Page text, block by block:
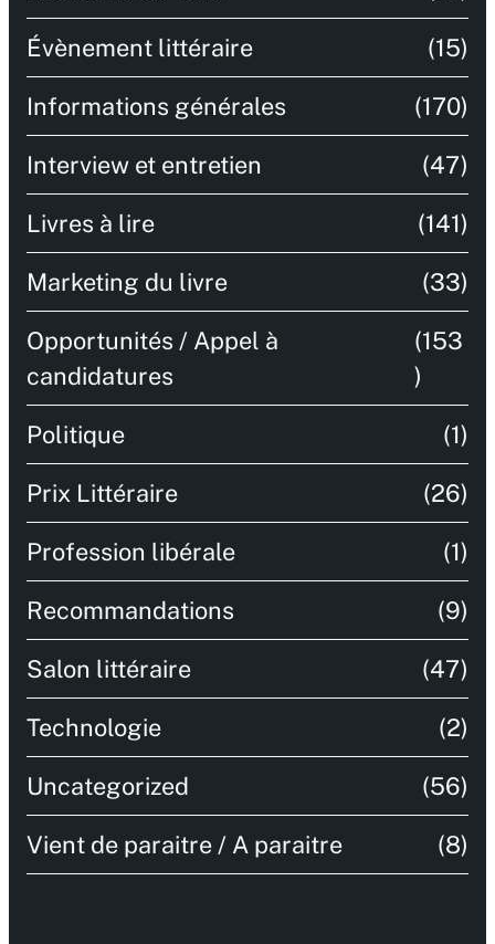
Évènement littéraire (15)
Informations générales (170)
Interview et entretien (47)
Livres à lire (141)
Marketing du livre (33)
Opportunités / Appel à
candidatures
(153
)
Politique (1)
Prix Littéraire (26)
Profession libérale (1)
Recommandations (9)
Salon littéraire (47)
Technologie (2)
Uncategorized (56)
Vient de paraitre / A paraitre (8)